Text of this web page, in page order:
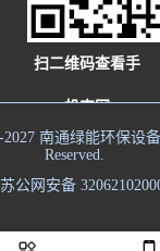
扫二维码查看手
机官网
南通绿能环保设
Reserved.
苏公网安备